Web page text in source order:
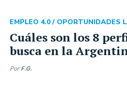
Cuáles son los 8
busca en la
EMPLEO 4.0 / OPORTUNIDADES
Por F.G.